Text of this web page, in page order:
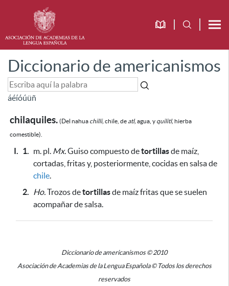
Diccionario de americanismos
áéíóúüñ
chilaquiles. (Del nahua chilli, chile, de atl, agua, y quilitl, hierba
comestible).
I. 1. m. pl. Mx.Guiso compuesto detortillasde maíz,
cortadas, fritas y, posteriormente, cocidas en salsa de
chile.
2. Ho.Trozos detortillasde maíz fritasque se suelen
acompañar de salsa.
Diccionario de americanismos © 2010
Asociación de Academias de la Lengua Española © Todos los derechos
reservados